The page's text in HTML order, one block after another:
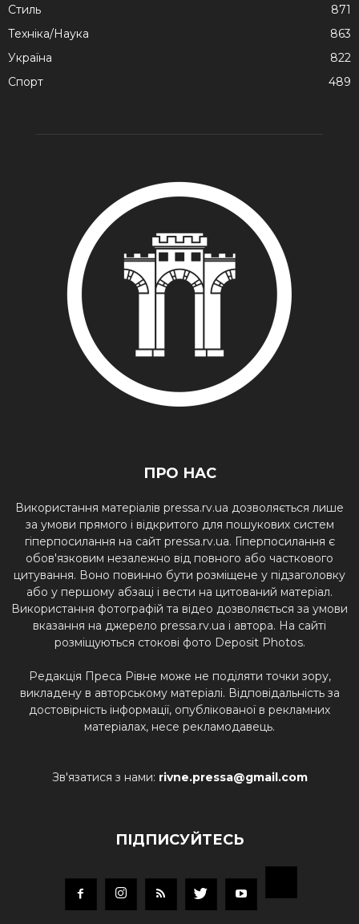
Стиль
871
Техніка/Наука
863
Україна
822
Спорт
489
ПРО НАС
Використання матеріалів pressa.rv.ua дозволяється лише
за умови прямого і відкритого для пошукових систем
гіперпосилання на сайт pressa.rv.ua. Гіперпосилання є
обов'язковим незалежно від повного або часткового
цитування. Воно повинно бути розміщене у підзаголовку
або у першому абзаці і вести на цитований матеріал.
Використання фотографій та відео дозволяється за умови
вказання на джерело pressa.rv.ua і автора. На сайті
розміщуються стокові фото Deposit Photos.
Редакція Преса Рівне може не поділяти точки зору,
викладену в авторському матеріалі. Відповідальність за
достовірність інформації, опублікованої в рекламних
матеріалах, несе рекламодавець.
Зв'язатися з нами: rivne.pressa@gmail.com
ПІДПИСУЙТЕСЬ